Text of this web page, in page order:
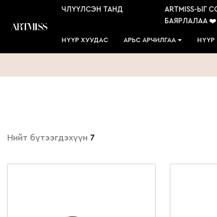
ЫГ СОНГОН ҮЙЛЧЛҮҮЛСЭН ТАНД
ARTMISS-ЫГ
БАЯРЛАЛАА ❤️
НҮҮР ХУУДАС АРЬС АРЧИЛГАА НҮҮР
Нийт бүтээгдэхүүн 7